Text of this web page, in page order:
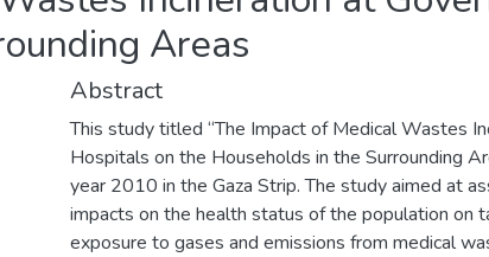
Areas
Abstract
This study titled “The Impact of Medical Wastes
Hospitals on the Households in the Surrounding
year 2010 in the Gaza Strip. The study aimed at
impacts on the health status of the population on
exposure to gases and emissions from medical